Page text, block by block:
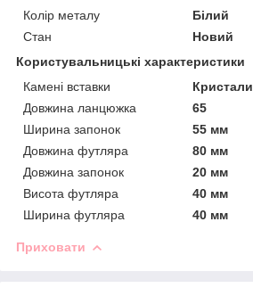
Колір металу
Білий
Стан
Новий
Користувальницькі характеристики
Камені вставки
Кристали
Довжина ланцюжка
65
Ширина запонок
55 мм
Довжина футляра
80 мм
Довжина запонок
20 мм
Висота футляра
40 мм
Ширина футляра
40 мм
Приховати